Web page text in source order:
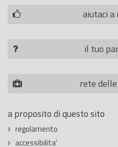
aiutaci
il tuo
rete
a proposito di questo sito
regolamento
accessibilita'